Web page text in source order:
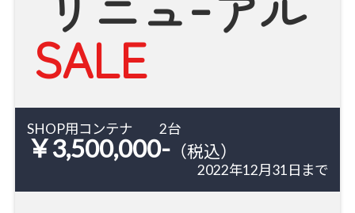
SALE
SHOP用コンテナ 2台
￥3,500,000-（税込）
2022年12月31日まで